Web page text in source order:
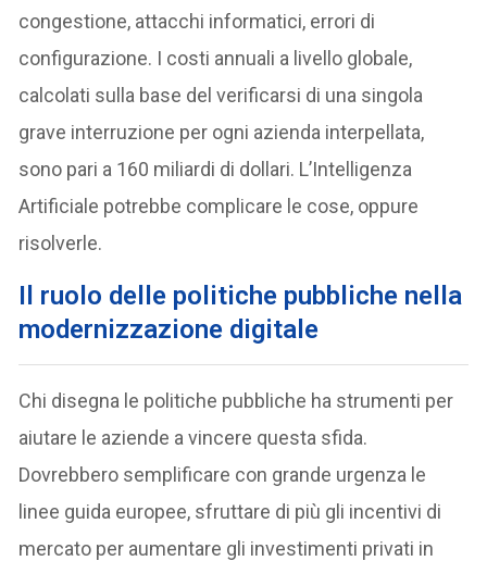
congestione, attacchi informatici, errori di
configurazione. I costi annuali a livello globale,
calcolati sulla base del verificarsi di una singola
grave interruzione per ogni azienda interpellata,
sono pari a 160 miliardi di dollari. L’Intelligenza
Artificiale potrebbe complicare le cose, oppure
risolverle.
Il ruolo delle politiche pubbliche nella
modernizzazione digitale
Chi disegna le politiche pubbliche ha strumenti per
aiutare le aziende a vincere questa sfida.
Dovrebbero semplificare con grande urgenza le
linee guida europee, sfruttare di più gli incentivi di
mercato per aumentare gli investimenti privati in